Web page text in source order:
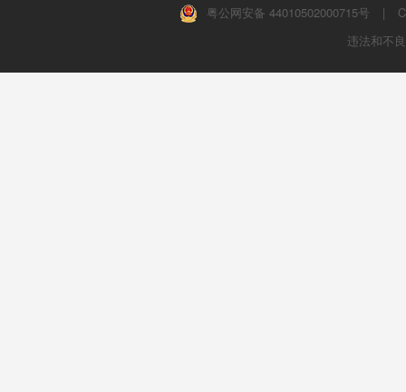
粤公网安备 44010502000715号 |
违法和不